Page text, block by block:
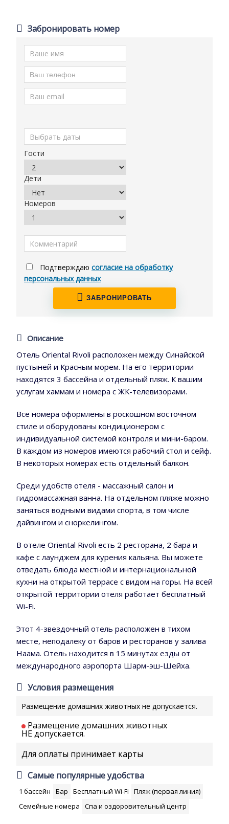
Забронировать номер
Гости
Дети
Номеров
Подтверждаю согласие на обработку
персональных данных
ЗАБРОНИРОВАТЬ
Описание
Отель Oriental Rivoli расположен между Синайской
пустыней и Красным морем. На его территории
находятся 3 бассейна и отдельный пляж. К вашим
услугам хаммам и номера с ЖК-телевизорами.
Все номера оформлены в роскошном восточном
стиле и оборудованы кондиционером с
индивидуальной системой контроля и мини-баром.
В каждом из номеров имеются рабочий стол и сейф.
В некоторых номерах есть отдельный балкон.
Среди удобств отеля - массажный салон и
гидромассажная ванна. На отдельном пляже можно
заняться водными видами спорта, в том числе
дайвингом и сноркелингом.
В отеле Oriental Rivoli есть 2 ресторана, 2 бара и
кафе с лаунджем для курения кальяна. Вы можете
отведать блюда местной и интернациональной
кухни на открытой террасе с видом на горы. На всей
открытой территории отеля работает бесплатный
Wi-Fi.
Этот 4-звездочный отель расположен в тихом
месте, неподалеку от баров и ресторанов у залива
Наама. Отель находится в 15 минутах езды от
международного аэропорта Шарм-эш-Шейха.
Условия размещения
Размещение домашних животных не допускается.
Размещение домашних животных
НЕ допускается.
Для оплаты принимает карты
Самые популярные удобства
1 бассейн Бар Бесплатный Wi-Fi
Пляж (первая линия)
Семейные номера
Спа и оздоровительный центр